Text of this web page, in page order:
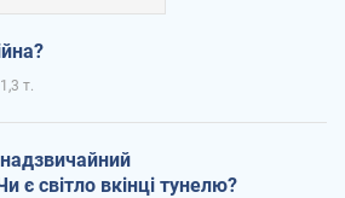
1,3 т.
є світло вкінці тунелю?